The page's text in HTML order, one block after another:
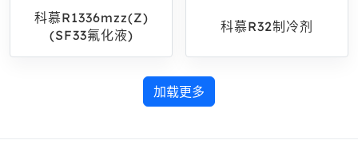
科慕R1336mzz(Z)
(SF33氟化液)
科慕R32制冷剂
加载更多